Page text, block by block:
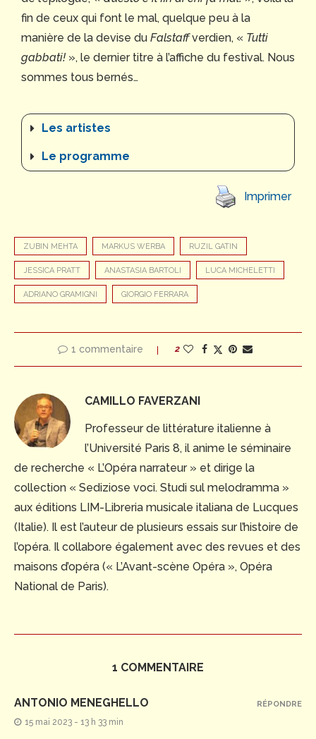
fin de ceux qui font le mal, quelque peu à la
manière de la devise du Falstaffverdien, « Tutti
gabbati! », le dernier titre à l’affiche du festival. Nous
sommes tous bernés…
Les artistes
Le programme
Imprimer
ZUBIN MEHTA MARKUS WERBA RUZIL GATIN
JESSICA PRATT ANASTASIA BARTOLI LUCA MICHELETTI
ADRIANO GRAMIGNI GIORGIO FERRARA
1 commentaire 2
CAMILLO FAVERZANI
Professeur de littérature italienne à
l’Université Paris 8, il anime le séminaire
de recherche « L’Opéra narrateur » et dirige la
collection « Sediziose voci. Studi sul melodramma »
aux éditions LIM-Libreria musicale italiana de Lucques
(Italie). Il est l’auteur de plusieurs essais sur l’histoire de
l’opéra. Il collabore également avec des revues et des
maisons d’opéra (« L’Avant-scène Opéra », Opéra
National de Paris).
1 COMMENTAIRE
ANTONIO MENEGHELLO
15 mai 2023 - 13 h 33 min
RÉPONDRE